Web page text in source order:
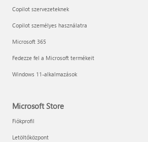
Copilot szervezeteknek
Copilot személyes használatra
Microsoft 365
Fedezze fel a Microsoft termékeit
Windows 11-alkalmazások
Microsoft Store
Fiókprofil
Letöltőközpont